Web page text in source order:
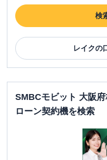
検
レイクの
SMBCモビット 大阪
ローン契約機を検索